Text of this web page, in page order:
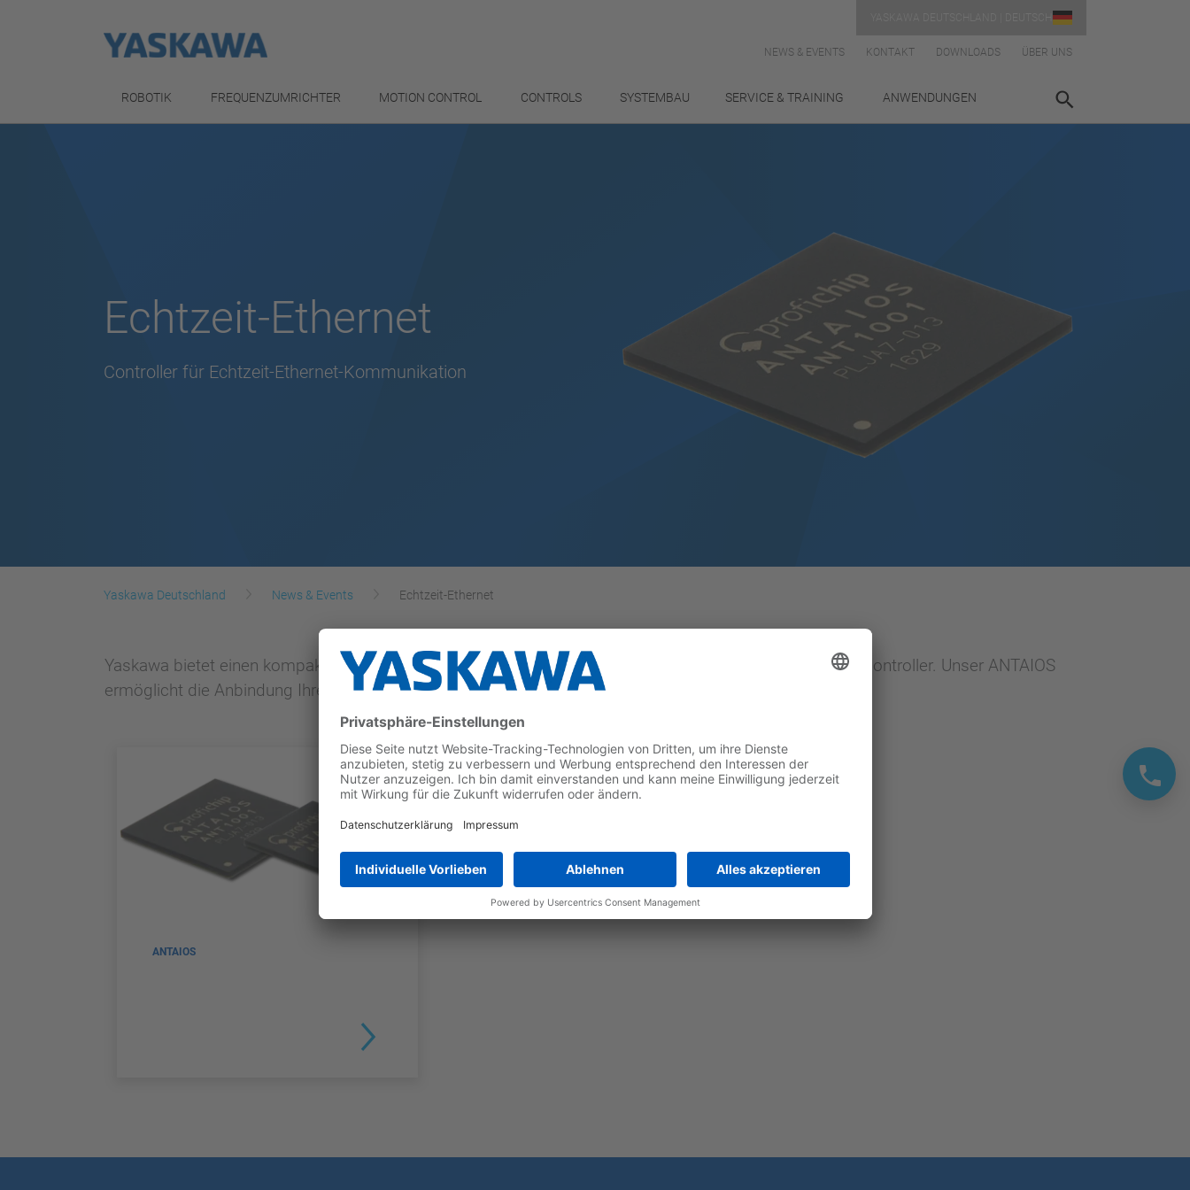
NEWS & EVENTS KONTAKT DOWNLOADS ÜBER UNS
ROBOTIK FREQUENZUMRICHTER MOTION CONTROL CONTROLS SYSTEMBAU SERVICE & TRAINING ANWENDUNGEN
Echtzeit-Ethernet
Controller für Echtzeit-Ethernet-Kommunikation
Yaskawa Deutschland News & Events Echtzeit-Ethernet
Yaskawa bietet einen kompakten und leistungsstarken Multiprotokoll-Echtzeit-Ethernet-Kommunikationscontroller. Unser ANTAIOS
ermöglicht die Anbindung Ihrer Geräte an jedes System in einer industriellen Umgebung.
ANTAIOS